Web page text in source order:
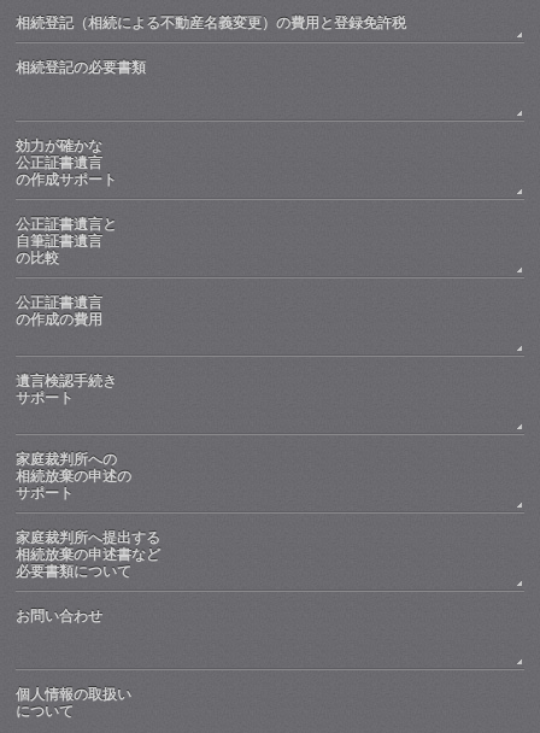
相続登記（相続による不動産名義変更）の費用と登録免許税
相続登記の必要書類
効力が確かな
公正証書遺言
の作成サポート
公正証書遺言と
自筆証書遺言
の比較
公正証書遺言
の作成の費用
遺言検認手続き
サポート
家庭裁判所への
相続放棄の申述の
サポート
家庭裁判所へ提出する
相続放棄の申述書など
必要書類について
お問い合わせ
個人情報の取扱い
について